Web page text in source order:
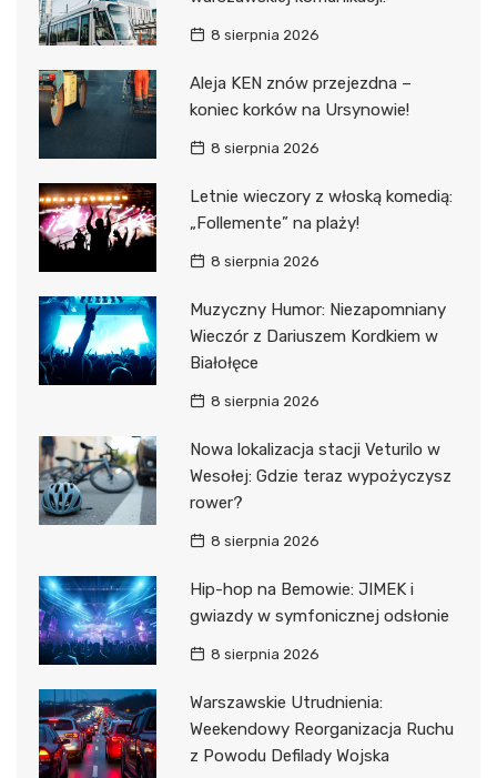
8 sierpnia 2026
Aleja KEN znów przejezdna –
koniec korków na Ursynowie!
8 sierpnia 2026
Letnie wieczory z włoską komedią:
„Follemente” na plaży!
8 sierpnia 2026
Muzyczny Humor: Niezapomniany
Wieczór z Dariuszem Kordkiem w
Białołęce
8 sierpnia 2026
Nowa lokalizacja stacji Veturilo w
Wesołej: Gdzie teraz wypożyczysz
rower?
8 sierpnia 2026
Hip-hop na Bemowie: JIMEK i
gwiazdy w symfonicznej odsłonie
8 sierpnia 2026
Warszawskie Utrudnienia:
Weekendowy Reorganizacja Ruchu
z Powodu Defilady Wojska